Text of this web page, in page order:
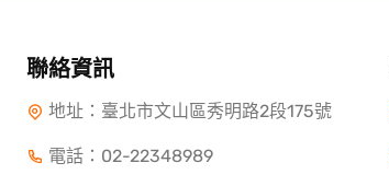
聯絡資訊
地址：臺北市文山區秀明路2段175號
電話： 02-22348989